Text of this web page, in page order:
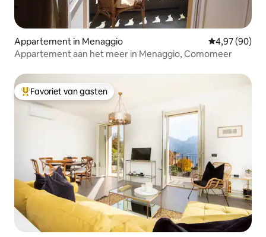
Appartement in Menaggio Gemiddelde
4,97 (90)
Appartement aan het meer in Menaggio, Comomeer
Topfavoriet van gasten
Favoriet van gasten